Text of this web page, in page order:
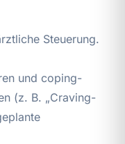
Steuerung.
und coping-
(z. B. „Craving-